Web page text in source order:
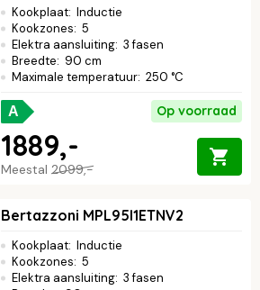
Kookplaat: Inductie
Kookzones: 5
Elektra aansluiting: 3 fasen
Breedte: 90 cm
Maximale temperatuur: 250 °C
A Op voorraad
Meestal 2099,-
1889,-
Bertazzoni MPL95I1ETNV2
Kookplaat: Inductie
Kookzones: 5
Elektra aansluiting: 3 fasen